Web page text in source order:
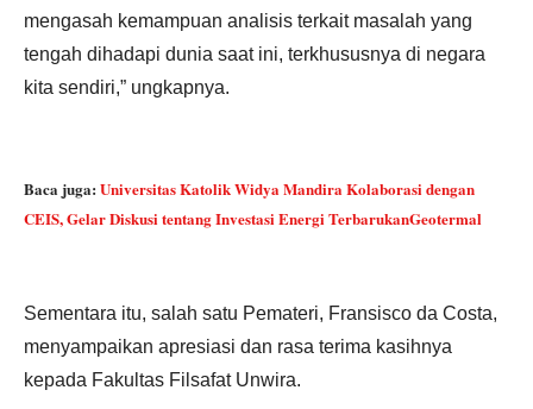
mengasah kemampuan analisis terkait masalah yang
tengah dihadapi dunia saat ini, terkhususnya di negara
kita sendiri,” ungkapnya.
Baca juga: Universitas Katolik Widya Mandira Kolaborasi dengan
CEIS, Gelar Diskusi tentang Investasi Energi TerbarukanGeotermal
Sementara itu, salah satu Pemateri, Fransisco da Costa,
menyampaikan apresiasi dan rasa terima kasihnya
kepada Fakultas Filsafat Unwira.